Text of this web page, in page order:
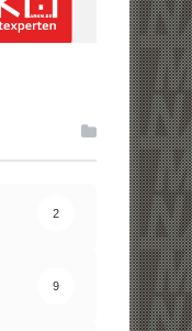
2
9